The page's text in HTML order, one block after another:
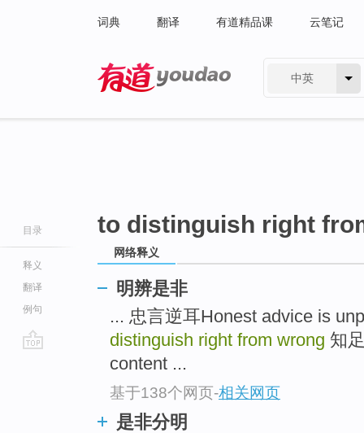
词典 翻译 有道精品课 云笔记
中英
目录
释义
翻译
例句
to distinguish right
网络释义
明辨是非
... 忠言逆耳Honest advice is
distinguish right from wrong 知
content ...
基于138个网页-相关网页
是非分明